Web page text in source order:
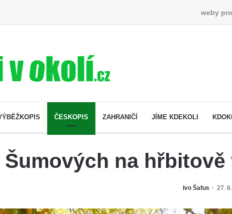
weby
ČESKOPIS ZAHRANIČÍ JÍME KDEKOLI
Šumových na
Ivo Šafus 27.